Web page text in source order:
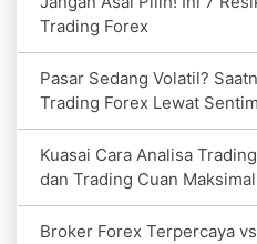
Trading Forex
Pasar Sedang Volatil?
Trading Forex Lewat
Kuasai Cara Analisa
dan Trading Cuan
Broker Forex Terpercaya